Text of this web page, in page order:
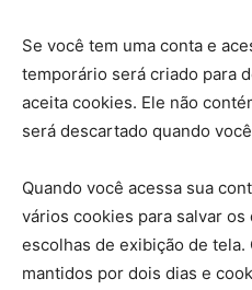
Se você tem uma conta e
temporário será criado para
aceita cookies. Ele não
será descartado quando
Quando você acessa sua
vários cookies para salvar os
escolhas de exibição de
mantidos por dois dias e